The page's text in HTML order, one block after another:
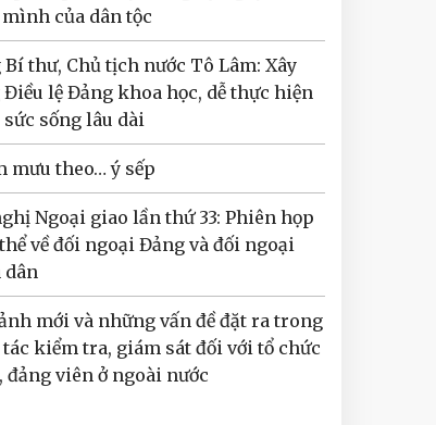
của dân tộc
Bí thư, Chủ tịch nước Tô Lâm: Xây
Điều lệ Đảng khoa học, dễ thực hiện
sức sống lâu dài
mưu theo… ý sếp
Ngoại giao lần thứ 33: Phiên họp
về đối ngoại Đảng và đối ngoại
dân
mới và những vấn đề đặt ra trong
kiểm tra, giám sát đối với tổ chức
đảng viên ở ngoài nước